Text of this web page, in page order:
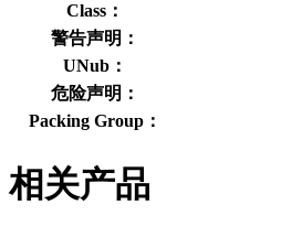
Class：
警告声明：
UNub：
危险声明：
Packing Group：
相关产品